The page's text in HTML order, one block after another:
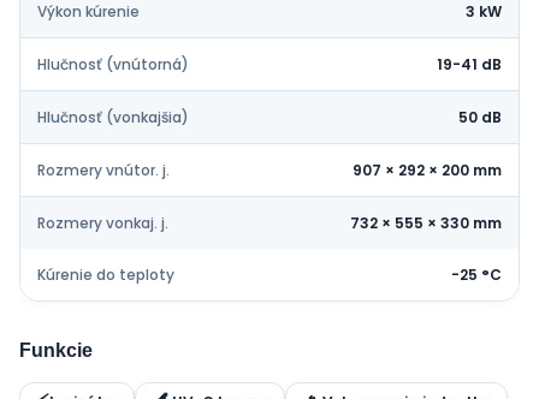
Výkon kúrenie 3 kW
Hlučnosť (vnútorná) 19-41 dB
Hlučnosť (vonkajšia) 50 dB
Rozmery vnútor. j. 907 × 292 × 200 mm
Rozmery vonkaj. j. 732 × 555 × 330 mm
Kúrenie do teploty -25 °C
Funkcie